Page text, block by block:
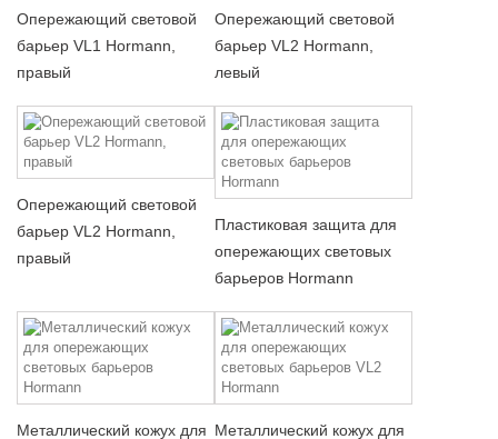
Опережающий световой
барьер VL1 Hormann,
правый
Опережающий световой
барьер VL2 Hormann,
левый
Опережающий световой
барьер VL2 Hormann,
правый
Пластиковая защита для
опережающих световых
барьеров Hormann
Металлический кожух для Металлический кожух для